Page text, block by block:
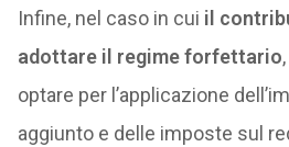
Infine, nel caso in cui il
adottare il regime forfettario
optare per l’applicazione
aggiunto e delle imposte sul